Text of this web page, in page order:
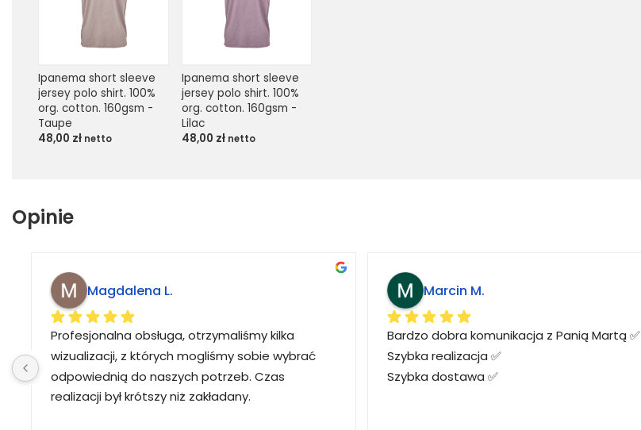
Ipanema short sleeve
jersey polo shirt. 100%
org. cotton. 160gsm -
Taupe
48,00 zł netto
Ipanema short sleeve
jersey polo shirt. 100%
org. cotton. 160gsm -
Lilac
48,00 zł netto
Opinie
Magdalena L.
Profesjonalna obsługa, otrzymaliśmy kilka
wizualizacji, z których mogliśmy sobie wybrać
odpowiednią do naszych potrzeb. Czas
realizacji był krótszy niż zakładany.
Marcin M.
Bardzo dobra komunikacja z Panią Martą ✅
Szybka realizacja ✅
Szybka dostawa ✅